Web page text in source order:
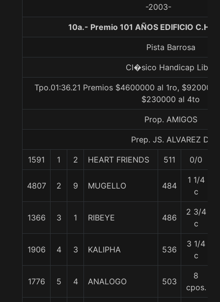
-2003-
10a.- Premio 101 AÑOS EDIFICIO
Pista Barrosa
Cl�sico Handicap Libre
Tpo.01:36.21 Premios $4600000 al 1ro,
$230000 al 4to
Prop. AMIGOS
Prep. JS. ALVAREZ D.
1591 1 2 HEART FRIENDS 511 0/0
4807 2 9 MUGELLO 484
1 1/4
c
1366 3 1 RIBEYE 486
2 3/4
c
1906 4 3 KALIPHA 536
3 1/4
c
1776 5 4 ANALOGO 503
8
cpos.